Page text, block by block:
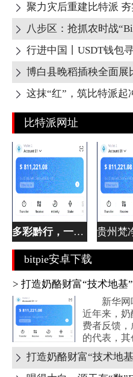
 聚力灾后重建比特派

 行进中国丨USDT钱包


比特派网址
多彩黔行，一眼BTC钱包阅尽贵州万般风情
bitpie安卓下载
> 打造奶酪财富“技术地基
新华网呼
近年来，
费者反馈
的代表，
企业...
